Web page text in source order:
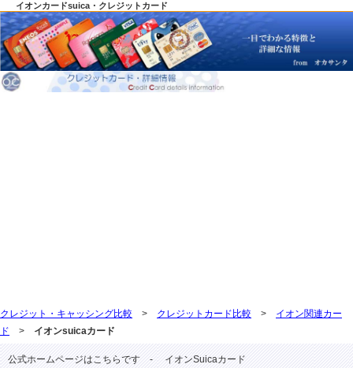
イオンカードsuica・クレジットカード
クレジット・キャッシング比較 > クレジットカード比較 > イオン関連カー
ド > イオンsuicaカード
公式ホームページはこちらです - イオンSuicaカード